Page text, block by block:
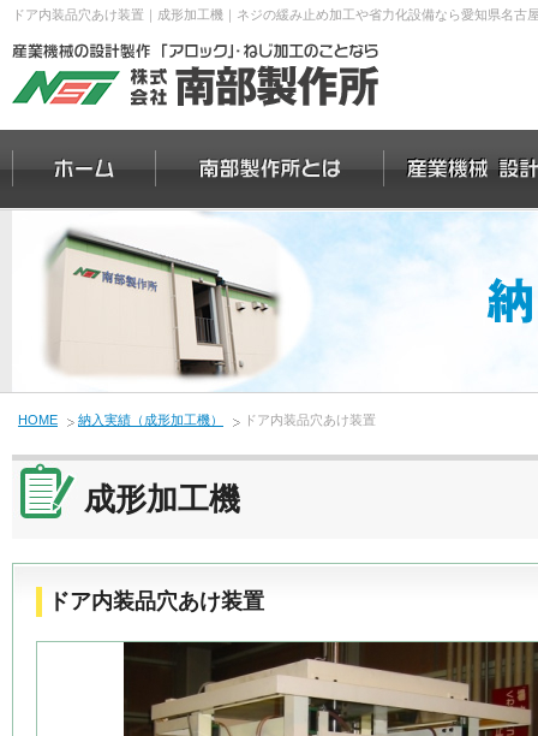
ドア内装品穴あけ装置｜成形加工機｜ネジの緩み止め加工や省力化設備なら愛知県名
HOME 納入実績（成形加工機） ドア内装品穴あけ装置
成形加工機
ドア内装品穴あけ装置